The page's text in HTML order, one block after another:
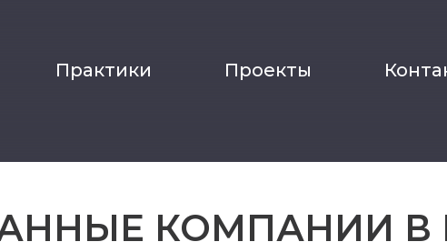
Практики Проекты
КОМПАНИИ В